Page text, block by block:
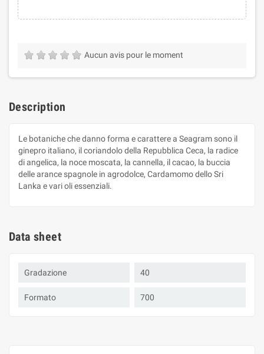
Aucun avis pour le moment
Description
Le botaniche che danno forma e carattere a Seagram sono il
ginepro italiano, il coriandolo della Repubblica Ceca, la radice
di angelica, la noce moscata, la cannella, il cacao, la buccia
delle arance spagnole in agrodolce, Cardamomo dello Sri
Lanka e vari oli essenziali.
Data sheet
Gradazione 40
Formato 700